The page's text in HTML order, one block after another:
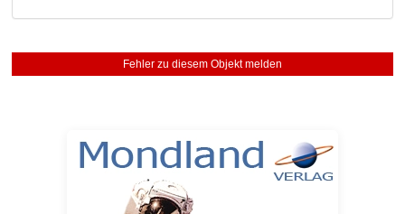
Fehler zu diesem Objekt melden